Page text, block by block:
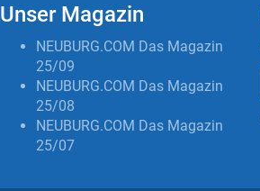
Unser Magazin
NEUBURG.COM Das Magazin
25/09
NEUBURG.COM Das Magazin
25/08
NEUBURG.COM Das Magazin
25/07